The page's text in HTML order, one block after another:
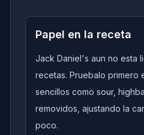
Papel en la receta
Jack Daniel's aun no esta
recetas. Pruebalo primero
sencillos como sour,
removidos, ajustando la
poco.